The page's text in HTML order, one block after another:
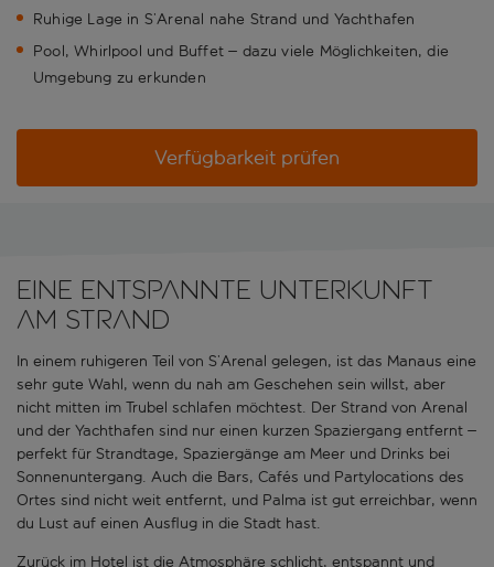
Ruhige Lage in S’Arenal nahe Strand und Yachthafen
Pool, Whirlpool und Buffet – dazu viele Möglichkeiten, die
Umgebung zu erkunden
Verfügbarkeit prüfen
Eine entspannte Unterkunft
am Strand
In einem ruhigeren Teil von S’Arenal gelegen, ist das Manaus eine
sehr gute Wahl, wenn du nah am Geschehen sein willst, aber
nicht mitten im Trubel schlafen möchtest. Der Strand von Arenal
und der Yachthafen sind nur einen kurzen Spaziergang entfernt –
perfekt für Strandtage, Spaziergänge am Meer und Drinks bei
Sonnenuntergang. Auch die Bars, Cafés und Partylocations des
Ortes sind nicht weit entfernt, und Palma ist gut erreichbar, wenn
du Lust auf einen Ausflug in die Stadt hast.
Zurück im Hotel ist die Atmosphäre schlicht, entspannt und